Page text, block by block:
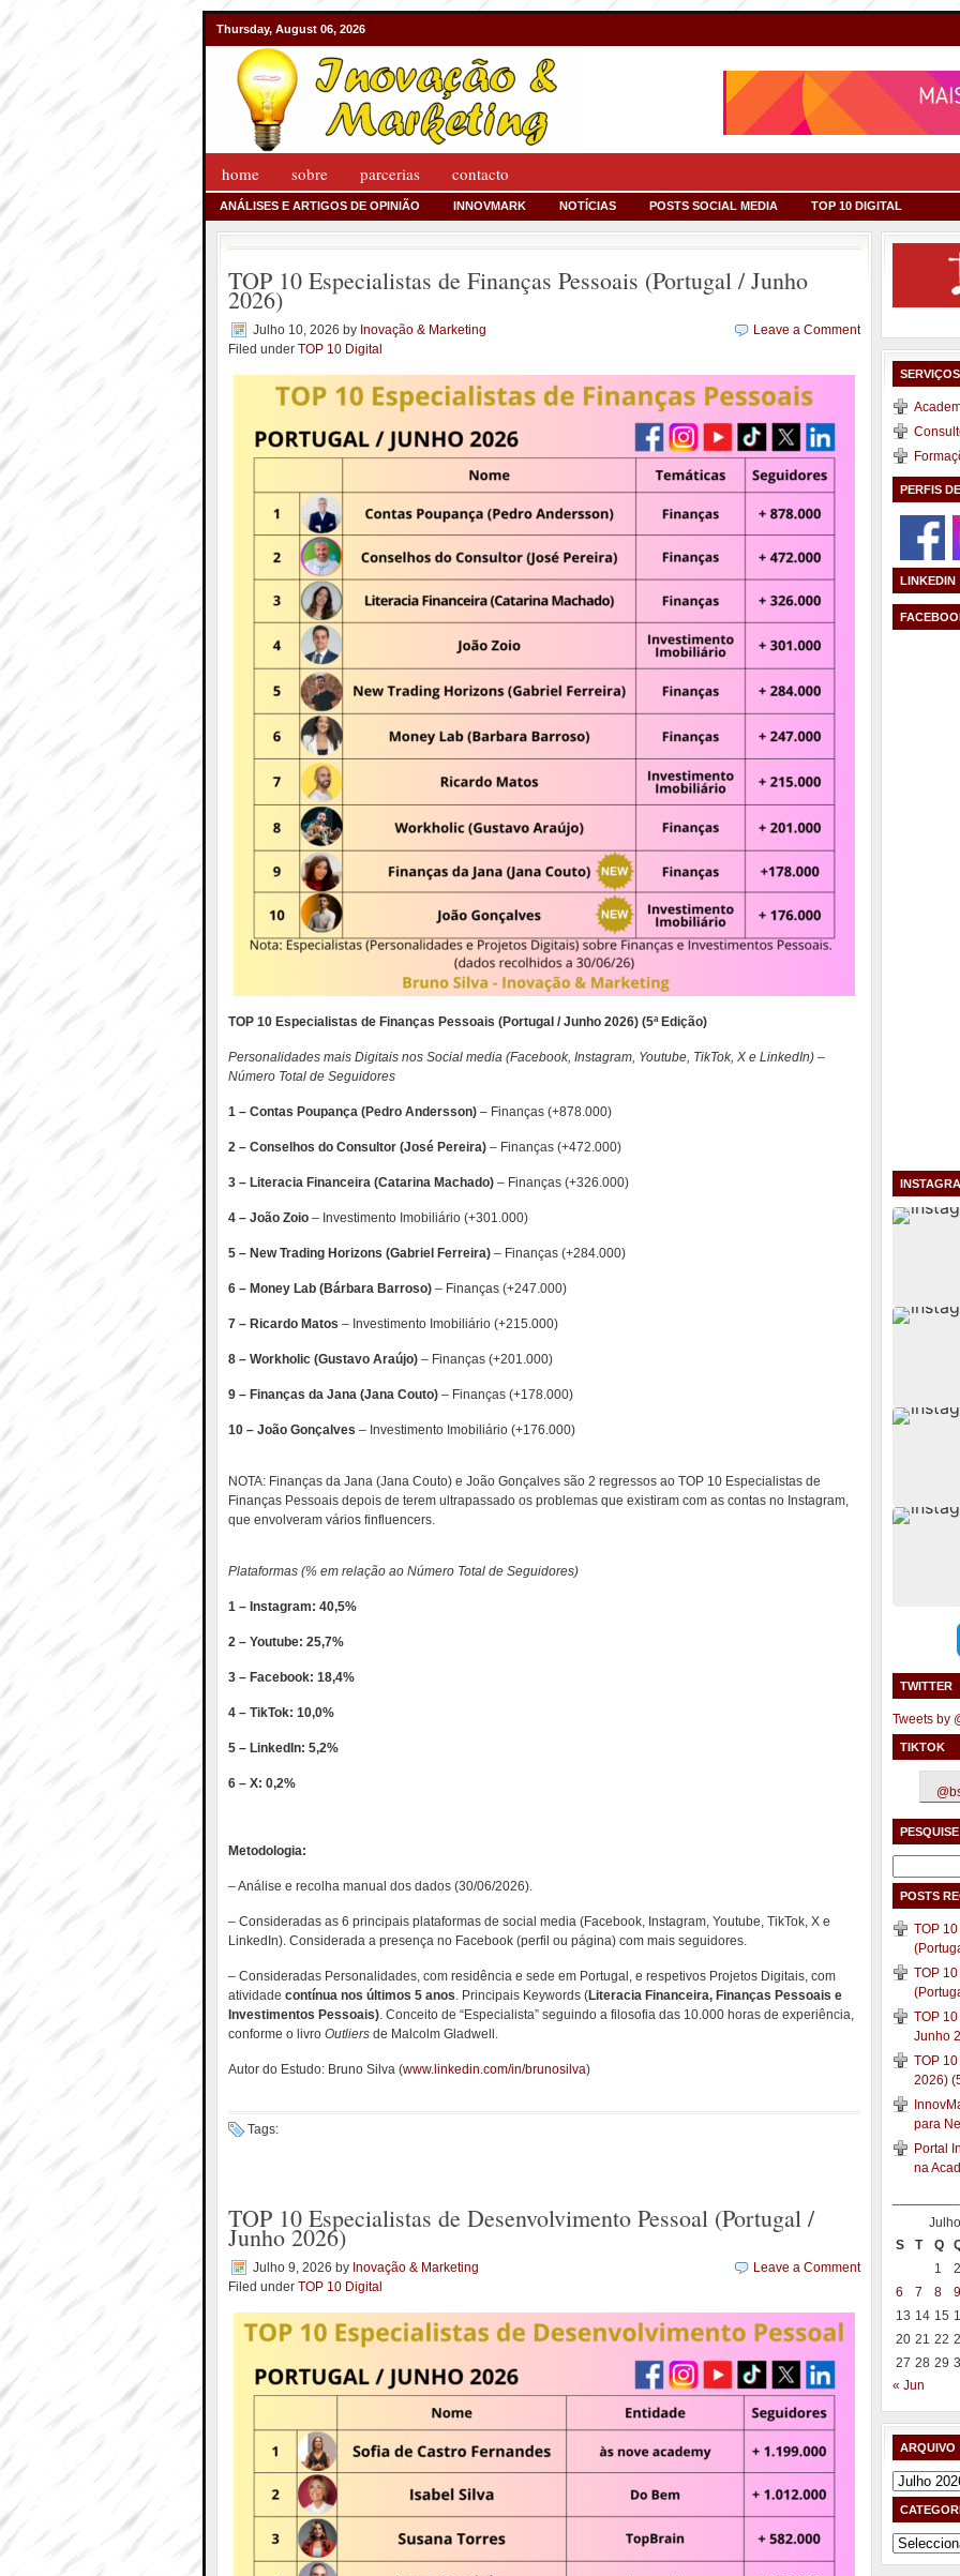
Thursday, August 06, 2026
home sobre parcerias contacto
ANÁLISES E ARTIGOS DE OPINIÃO INNOVMARK NOTÍCIAS POSTS SOCIAL MEDIA TOP 10 DIGITAL
TOP 10 Especialistas de Finanças Pessoais (Portugal / Junho
2026)
Julho 10, 2026 by Inovação & Marketing
Filed under TOP 10 Digital
Leave a Comment
TOP 10 Especialistas de Finanças Pessoais (Portugal / Junho 2026) (5ª Edição)
Personalidades mais Digitais nos Social media (Facebook, Instagram, Youtube, TikTok, X e LinkedIn) –
Número Total de Seguidores
1 – Contas Poupança (Pedro Andersson) – Finanças (+878.000)
2 – Conselhos do Consultor (José Pereira) – Finanças (+472.000)
3 – Literacia Financeira (Catarina Machado) – Finanças (+326.000)
4 – João Zoio – Investimento Imobiliário (+301.000)
5 – New Trading Horizons (Gabriel Ferreira) – Finanças (+284.000)
6 – Money Lab (Bárbara Barroso) – Finanças (+247.000)
7 – Ricardo Matos – Investimento Imobiliário (+215.000)
8 – Workholic (Gustavo Araújo) – Finanças (+201.000)
9 – Finanças da Jana (Jana Couto) – Finanças (+178.000)
10 – João Gonçalves – Investimento Imobiliário (+176.000)
NOTA: Finanças da Jana (Jana Couto) e João Gonçalves são 2 regressos ao TOP 10 Especialistas de
Finanças Pessoais depois de terem ultrapassado os problemas que existiram com as contas no Instagram,
que envolveram vários finfluencers.
Plataformas (% em relação ao Número Total de Seguidores)
1 – Instagram: 40,5%
2 – Youtube: 25,7%
3 – Facebook: 18,4%
4 – TikTok: 10,0%
5 – LinkedIn: 5,2%
6 – X: 0,2%
Metodologia:
– Análise e recolha manual dos dados (30/06/2026).
– Consideradas as 6 principais plataformas de social media (Facebook, Instagram, Youtube, TikTok, X e
LinkedIn). Considerada a presença no Facebook (perfil ou página) com mais seguidores.
– Consideradas Personalidades, com residência e sede em Portugal, e respetivos Projetos Digitais, com
atividade contínua nos últimos 5 anos. Principais Keywords (Literacia Financeira, Finanças Pessoais e
Investimentos Pessoais). Conceito de “Especialista” seguindo a filosofia das 10.000 horas de experiência,
conforme o livro Outliers de Malcolm Gladwell.
Autor do Estudo: Bruno Silva (www.linkedin.com/in/brunosilva)
Tags:
TOP 10 Especialistas de Desenvolvimento Pessoal (Portugal /
Junho 2026)
Julho 9, 2026 by Inovação & Marketing
Filed under TOP 10 Digital
Leave a Comment
PERFIS
LINKEDIN
TWITTER
Tweets by
TIKTOK
por:
POSTS
TOP
TOP
TOP
Junho
TOP
2026)
para
Portal
na
S
T Q
1
2
6
7 8
9
13 14 15
20 21 22
27 28 29
« Jun
ARQUIVO
Arquivo
Categorias